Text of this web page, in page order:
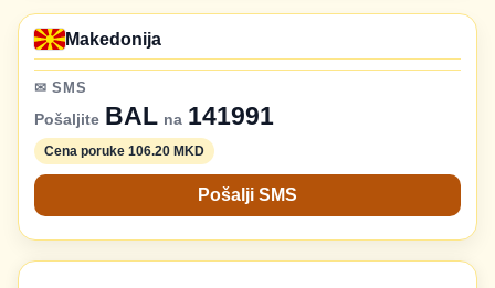
Makedonija
✉ SMS
Pošaljite BAL na 141991
Cena poruke 106.20 MKD
Pošalji SMS